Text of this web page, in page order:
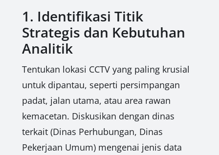
1. Identifikasi Titik
Strategis dan Kebutuhan
Analitik
Tentukan lokasi CCTV yang paling krusial
untuk dipantau, seperti persimpangan
padat, jalan utama, atau area rawan
kemacetan. Diskusikan dengan dinas
terkait (Dinas Perhubungan, Dinas
Pekerjaan Umum) mengenai jenis data